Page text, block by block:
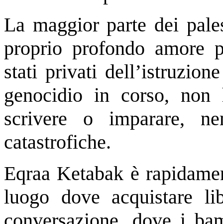
La maggior parte dei
proprio profondo amore
stati privati
genocidio in corso, non
scrivere o imparare,
catastrofiche.
Eqraa Ketabak è
luogo dove acquistare